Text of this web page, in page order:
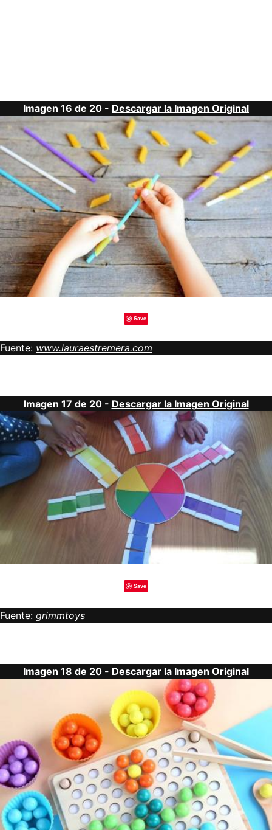
Imagen 16 de 20 - Descargar la Imagen Original
Save
Fuente: www.lauraestremera.com
Imagen 17 de 20 - Descargar la Imagen Original
Save
Fuente: grimmtoys
Imagen 18 de 20 - Descargar la Imagen Original